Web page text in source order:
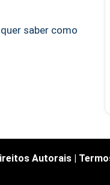
saber como
Autorais|